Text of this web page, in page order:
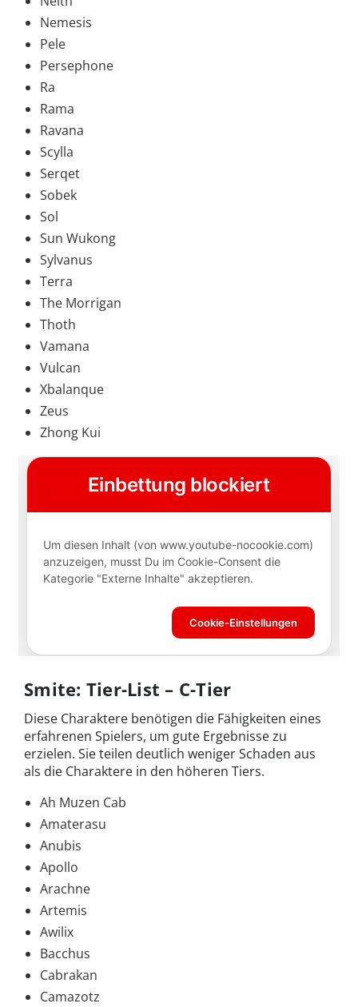
Nemesis
Pele
Persephone
Ra
Rama
Ravana
Scylla
Serqet
Sobek
Sol
Sun Wukong
Sylvanus
Terra
The Morrigan
Thoth
Vamana
Vulcan
Xbalanque
Zeus
Zhong Kui
Smite: Tier-List – C-Tier
Diese Charaktere benötigen die Fähigkeiten eines
erfahrenen Spielers, um gute Ergebnisse zu
erzielen. Sie teilen deutlich weniger Schaden aus
als die Charaktere in den höheren Tiers.
Ah Muzen Cab
Amaterasu
Anubis
Apollo
Arachne
Artemis
Awilix
Bacchus
Cabrakan
Camazotz